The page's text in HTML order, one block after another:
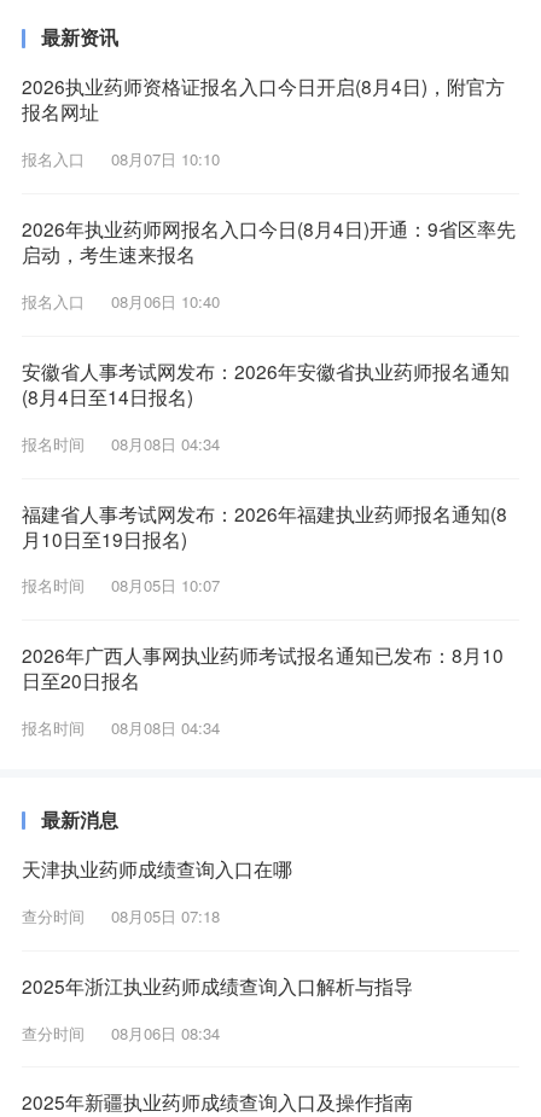
最新资讯
2026执业药师资格证报名入口今日开启(8月4日)，附官方
报名网址
报名入口 08月07日 10:10
2026年执业药师网报名入口今日(8月4日)开通：9省区率先
启动，考生速来报名
报名入口 08月06日 10:40
安徽省人事考试网发布：2026年安徽省执业药师报名通知
(8月4日至14日报名)
报名时间 08月08日 04:34
福建省人事考试网发布：2026年福建执业药师报名通知(8
月10日至19日报名)
报名时间 08月05日 10:07
2026年广西人事网执业药师考试报名通知已发布：8月10
日至20日报名
报名时间 08月08日 04:34
最新消息
天津执业药师成绩查询入口在哪
查分时间 08月05日 07:18
2025年浙江执业药师成绩查询入口解析与指导
查分时间 08月06日 08:34
2025年新疆执业药师成绩查询入口及操作指南